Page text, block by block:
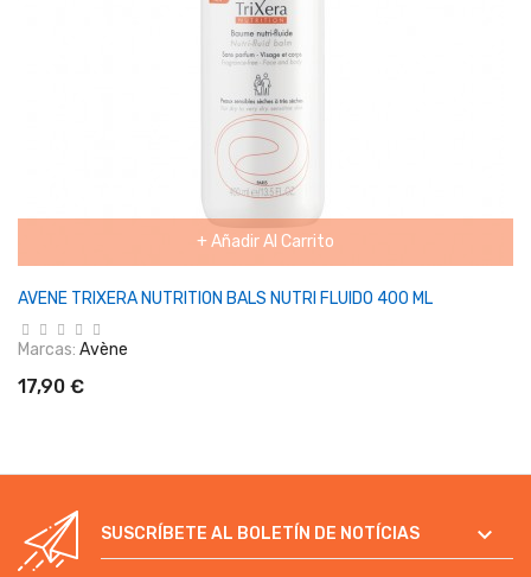
+ Añadir Al Carrito
AVENE TRIXERA NUTRITION BALS NUTRI FLUIDO 400 ML
Marcas: Avène
17,90 €
SUSCRÍBETE AL BOLETÍN DE NOTÍCIAS 